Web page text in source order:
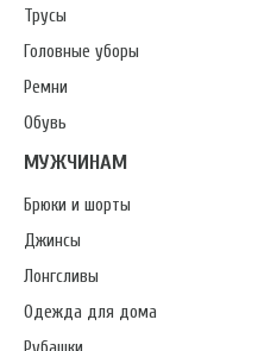
Трусы
Головные уборы
Ремни
Обувь
МУЖЧИНАМ
Брюки и шорты
Джинсы
Лонгсливы
Одежда для дома